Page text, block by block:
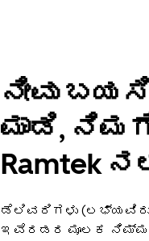
ನೀವು
ಮಾಡಿ, ನಿಮಗೆ
Ramtek
ಡೆಲಿವರಿಗಳು
ಇವೆರಡರ ಮೂಲಕ